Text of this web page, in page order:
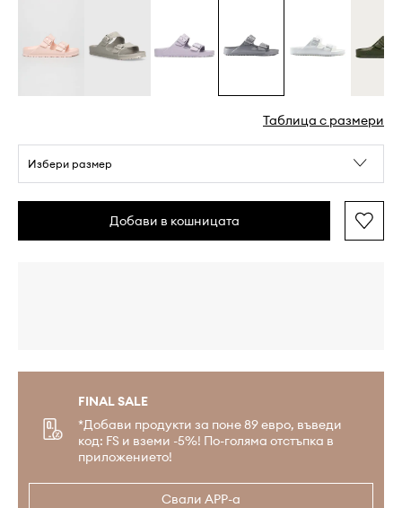
Таблица с размери
Избери размер
Добави в кошницата
FINAL SALE
*Добави продукти за поне 89 евро, въведи
код: FS и вземи -5%! По-голяма отстъпка в
приложението!
Свали APP-а